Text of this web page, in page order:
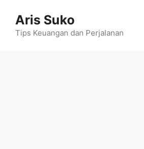
content
Aris Suko
Tips Keuangan dan Perjalanan